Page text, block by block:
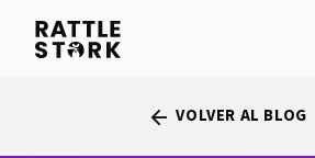
arrow_back VOLVER AL BLOG